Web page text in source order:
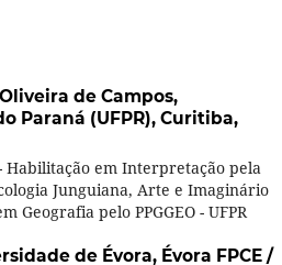
de Campos,
Paraná (UFPR), Curitiba,
Habilitação em Interpretação pela
Junguiana, Arte e Imaginário
Geografia pelo PPGGEO - UFPR
de Évora, Évora FPCE /